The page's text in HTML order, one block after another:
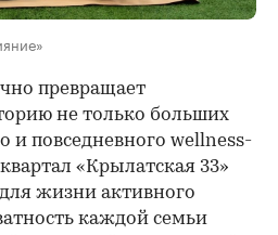
превращает
не только больших
и повседневного wellness-
«Крылатская 33»
жизни активного
каждой семьи